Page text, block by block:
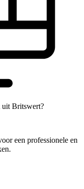
uit Britswert?
een professionele en